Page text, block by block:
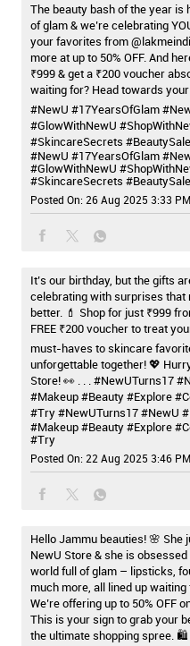
The beauty bash of the year is
of glam & we’re celebrating
your favorites from
more at up to 50% OFF. And
₹999 & get a ₹200 voucher
waiting for? Head towards
#NewU #17YearsOfGlam
#GlowWithNewU
#SkincareSecrets
#NewU #17YearsOfGlam
#GlowWithNewU
#SkincareSecrets #BeautySale
Posted On: 26 Aug 2025 3:33 PM
It’s our birthday, but the gifts
celebrating with surprises that
better. 💄 Shop for just ₹999
FREE ₹200 voucher to treat
must-haves to skincare
unforgettable together! 💖
Store! 👀 . . . #NewUTurns17
#Makeup #Beauty #Explore
#Try#NewUTurns17#NewU
#Makeup#Beauty#Explore
#Try
Posted On: 22 Aug 2025 3:46 PM
Hello Jammu beauties! 🌸
NewU Store & she is
world full of glam – lipsticks,
much more, all lined up
We’re offering up to 50% OFF
This is your sign to grab your
the ultimate shopping spree. 🛍️